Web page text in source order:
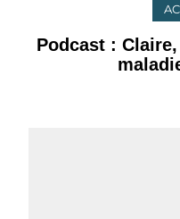
Podcast :